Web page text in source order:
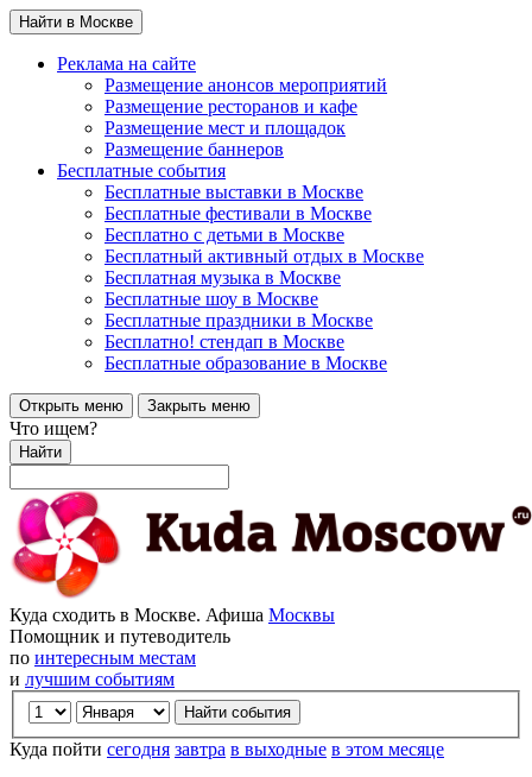
Найти в Москве
Реклама на сайте
Размещение анонсов мероприятий
Размещение ресторанов и кафе
Размещение мест и площадок
Размещение баннеров
Бесплатные события
Бесплатные выставки в Москве
Бесплатные фестивали в Москве
Бесплатно с детьми в Москве
Бесплатный активный отдых в Москве
Бесплатная музыка в Москве
Бесплатные шоу в Москве
Бесплатные праздники в Москве
Бесплатно! стендап в Москве
Бесплатные образование в Москве
Открыть меню Закрыть меню
Что ищем?
Найти
Куда сходить в Москве. Афиша Москвы
Помощник и путеводитель
по интересным местам
и лучшим событиям
Куда пойти сегодня завтра в выходные в этом месяце